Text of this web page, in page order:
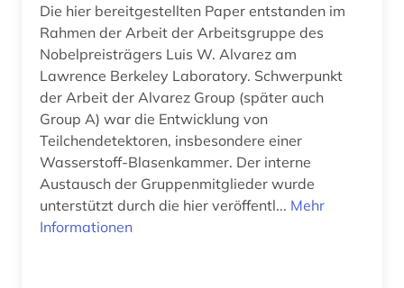
förderpreis für deutsche wissenschaftler im g.
w. leibniz-programm (1)
gebrauchsmuster (1)
geisteswissenschaften (8)
general knowledge (1)
general topics for engineers (1)
Die hier bereitgestellten Paper entstanden im
Rahmen der Arbeit der Arbeitsgruppe des
Nobelpreisträgers Luis W. Alvarez am
Lawrence Berkeley Laboratory. Schwerpunkt
der Arbeit der Alvarez Group (später auch
Group A) war die Entwicklung von
Teilchendetektoren, insbesondere einer
Wasserstoff-Blasenkammer. Der interne
Austausch der Gruppenmitglieder wurde
unterstützt durch die hier veröffentl... Mehr
Informationen